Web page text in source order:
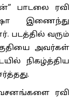
பாடலை ரவி
இணைந்து
படத்தில் வரும்
அவர்கள்
நிகழ்த்திய
ரவி